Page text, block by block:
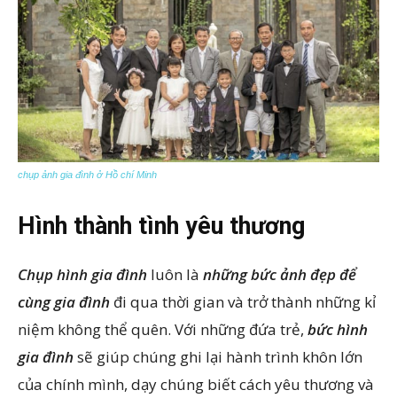
chụp ảnh gia đình ở Hồ chí Minh
Hình thành tình yêu thương
Chụp hình gia đình luôn là những bức ảnh đẹp để
cùng gia đình đi qua thời gian và trở thành những kỉ
niệm không thể quên. Với những đứa trẻ, bức hình
gia đình sẽ giúp chúng ghi lại hành trình khôn lớn
của chính mình, dạy chúng biết cách yêu thương và